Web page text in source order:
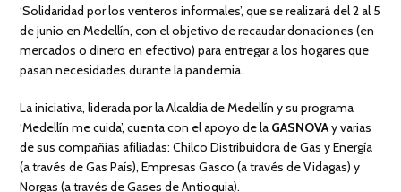
‘Solidaridad por los venteros informales’, que se realizará del 2 al 5
de junio en Medellín, con el objetivo de recaudar donaciones (en
mercados o dinero en efectivo) para entregar a los hogares que
pasan necesidades durante la pandemia.
La iniciativa, liderada por la Alcaldía de Medellín y su programa
‘Medellín me cuida’, cuenta con el apoyo de la GASNOVAy varias
de sus compañías afiliadas: Chilco Distribuidora de Gas y Energía
(a través de Gas País), Empresas Gasco (a través de Vidagas) y
Norgas (a través de Gases de Antioquia).